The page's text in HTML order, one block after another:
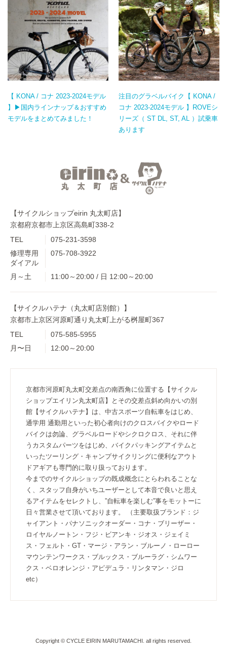
【 KONA / コナ 2023-2024モデル
】▶国内ラインナップ＆おすすめ
モデルをまとめてみました！
注目のグラベルバイク【 KONA /
コナ 2023-2024モデル 】ROVEシ
リーズ（ ST DL, ST, AL ）試乗車
あります
【サイクルショップeirin 丸太町店】
京都府京都市上京区高島町338-2
TEL
075-231-3598
修理専用
ダイアル
075-708-3922
月～土 11:00～20:00 / 日 12:00～20:00
【サイクルハテナ（丸太町店別館）】
京都市上京区河原町通り丸太町上がる桝屋町367
TEL
075-585-5955
月〜日
12:00～20:00
京都市河原町丸太町交差点の南西角に位置する【サイクル
ショップエイリン丸太町店】とその交差点斜め向かいの別
館【サイクルハテナ】は、中古スポーツ自転車をはじめ、
通学用 通勤用といった初心者向けのクロスバイクやロード
バイクは勿論、グラベルロードやシクロクロス、それに伴
うカスタムパーツをはじめ、バイクパッキングアイテムと
いったツーリング・キャンプサイクリングに便利なアウト
ドアギアも専門的に取り扱っております。
今までのサイクルショップの既成概念にとらわれることな
く、スタッフ自身がいちユーザーとして本音で良いと思え
るアイテムをセレクトし、”自転車を楽しむ”事をモットーに
日々営業させて頂いております。 （主要取扱ブランド：ジ
ャイアント・パナソニックオーダー・コナ・ブリーザー・
ロイヤルノートン・フジ・ビアンキ・ジオス・ジェイミ
ス・フェルト・GT・マージ・アラン・ブルーノ・ローロー
マウンテンワークス・ブルックス・ブルーラグ・シムワー
クス・ベロオレンジ・アピデュラ・リンタマン・ジロ
etc）
Copyright © CYCLE EIRIN MARUTAMACHI. all rights reserved.